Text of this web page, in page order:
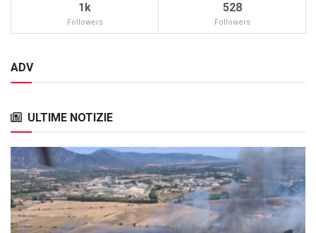
1k
Followers
528
Followers
ADV
ULTIME NOTIZIE